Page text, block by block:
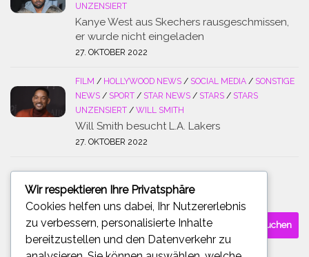
UNZENSIERT
Kanye West aus Skechers rausgeschmissen,
er wurde nicht eingeladen
27. OKTOBER 2022
FILM / HOLLYWOOD NEWS / SOCIAL MEDIA / SONSTIGE
NEWS / SPORT / STAR NEWS / STARS / STARS
UNZENSIERT / WILL SMITH
Will Smith besucht L.A. Lakers
27. OKTOBER 2022
SUCHE
Suchen
nach:
Wir respektieren Ihre Privatsphäre
Cookies helfen uns dabei, Ihr Nutzererlebnis
zu verbessern, personalisierte Inhalte
bereitzustellen und den Datenverkehr zu